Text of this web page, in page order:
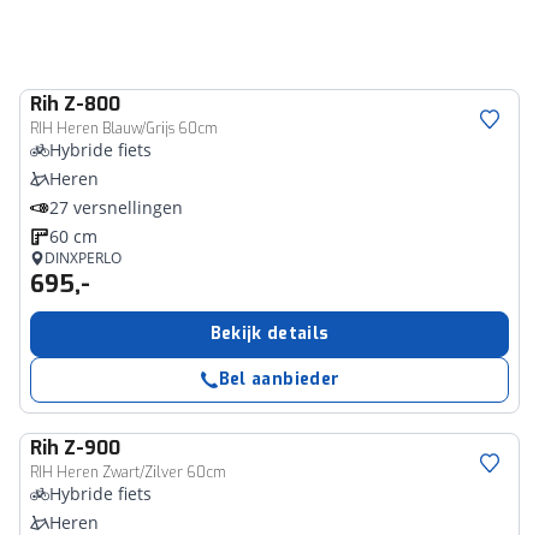
Rih Z-800
RIH Heren Blauw/Grijs 60cm
Hybride fiets
Heren
27 versnellingen
60 cm
DINXPERLO
695,-
Bekijk details
Bel aanbieder
Rih Z-900
RIH Heren Zwart/Zilver 60cm
Hybride fiets
Heren